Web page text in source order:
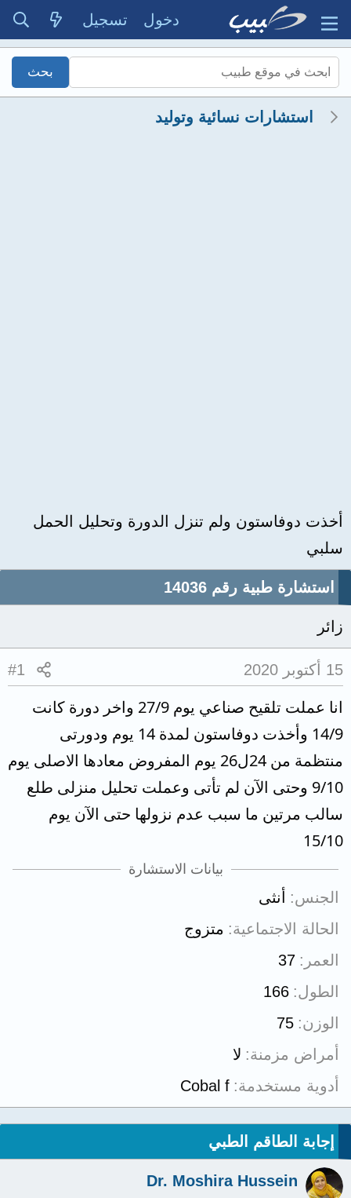
دخول تسجيل
استشارات نسائية وتوليد
أخذت دوفاستون ولم تنزل الدورة وتحليل الحمل
سلبي
استشارة طبية رقم 14036
زائر
15 أكتوبر 2020 #1
انا عملت تلقيح صناعي يوم 27/9 واخر دورة كانت
14/9 وأخذت دوفاستون لمدة 14 يوم ودورتى
منتظمة من 24ل26 يوم المفروض معادها الاصلى يوم
9/10 وحتى الآن لم تأتى وعملت تحليل منزلى طلع
سالب مرتين ما سبب عدم نزولها حتى الآن يوم
15/10
بيانات الاستشارة
الجنس
أنثى
الحالة الاجتماعية
متزوج
العمر
37
الطول 166
الوزن 75
أمراض مزمنة لا
أدوية مستخدمة Cobal f
إجابة الطاقم الطبي
Dr. Moshira Hussein